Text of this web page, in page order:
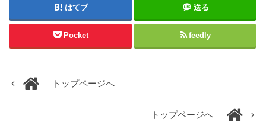
はてブ 送る
Pocket feedly
トップページへ
トップページへ